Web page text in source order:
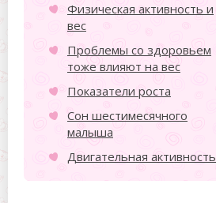
Физическая активность и
вес
Проблемы со здоровьем
тоже влияют на вес
Показатели роста
Сон шестимесячного
малыша
Двигательная активность